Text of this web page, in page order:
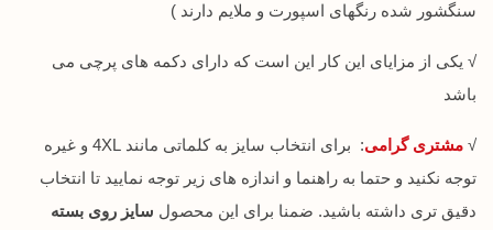
سنگشور شده رنگهای اسپورت و ملایم دارند )
√ یکی از مزایای این کار این است که دارای دکمه های پرچی می
باشد
√ مشتری گرامی
: برای انتخاب سایز به کلماتی مانند 4XL و غیره
توجه نکنید و حتما به راهنما و اندازه های زیر توجه نمایید تا انتخاب
دقیق تری داشته باشید. ضمنا برای این محصول سایز روی بسته